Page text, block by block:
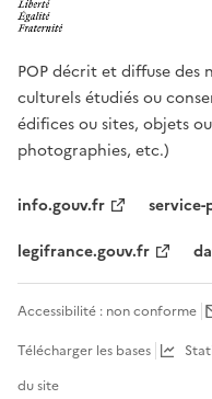
POP décrit et diffuse des
culturels étudiés ou
édifices ou sites, objets
photographies, etc.)
info.gouv.fr
legifrance.gouv.fr
Accessibilité : non conforme
Télécharger les bases
du site